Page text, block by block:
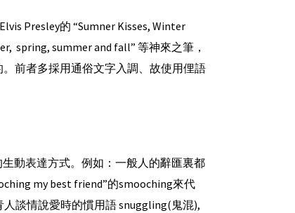
Presley的 “Sumner Kisses, Winter
spring, summer and fall” 等神來之筆，
前者多採用通俗文字入調、故使用俚語
動表達方式。例如：一般人的辭匯裏都
my best friend”的smooching來代
談情說愛時的慣用語 snuggling(鬼混),